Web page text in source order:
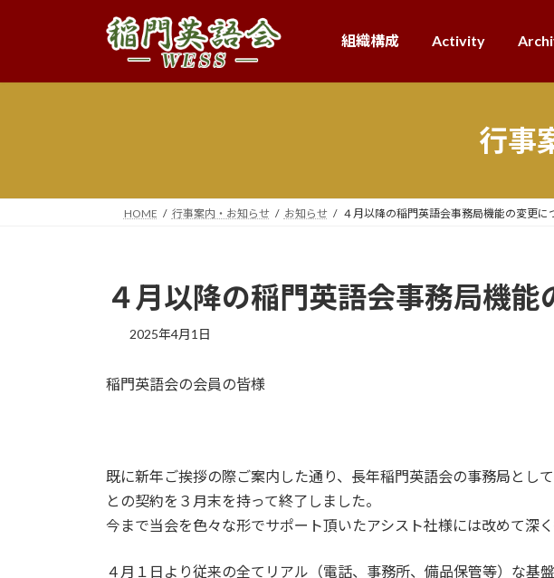
組織構成 Activity
行事
HOME 行事案内・お知らせ お知らせ ４月以降の稲門英語会事務局機能の変更に
４月以降の稲門英語会事務局機能
2025年4月1日
稲門英語会の会員の皆様
既に新年ご挨拶の際ご案内した通り、長年稲門英語会の事務局とし
との契約を３月末を持って終了しました。
今まで当会を色々な形でサポート頂いたアシスト社様には改めて深
４月１日より従来の全てリアル（電話、事務所、備品保管等）な基